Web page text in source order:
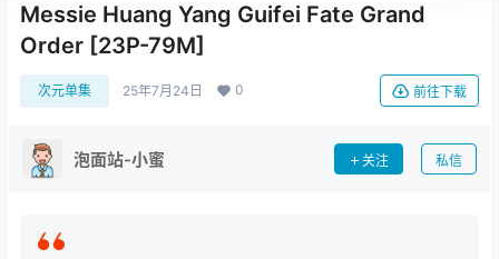
Messie Huang Yang Guifei Fate Grand
Order [23P-79M]
次元单集 25年7月24日 0 前往下载
泡面站-小蜜 关注 私信